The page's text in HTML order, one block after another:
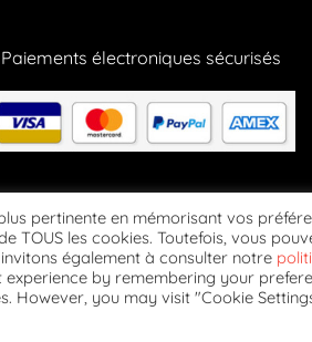
Paiements électroniques sécurisés
Suivez-nous
MENTIONS LÉGALES CONTACTEZ-NOUS
pertinente en mémorisant vos
TOUS les cookies. Toutefois, vous
également à consulter notre
by remembering your
However, you may visit "Cookie